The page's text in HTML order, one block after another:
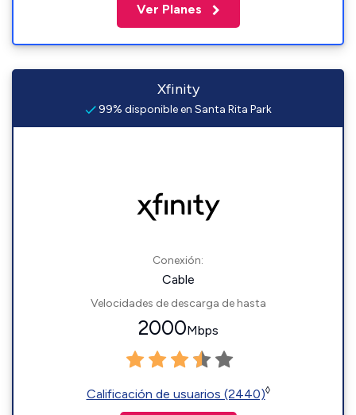
Ver Planes
Xfinity
99% disponible en Santa Rita Park
Conexión:
Cable
Velocidades de descarga de hasta
2000Mbps
Calificación de usuarios (2440)◊